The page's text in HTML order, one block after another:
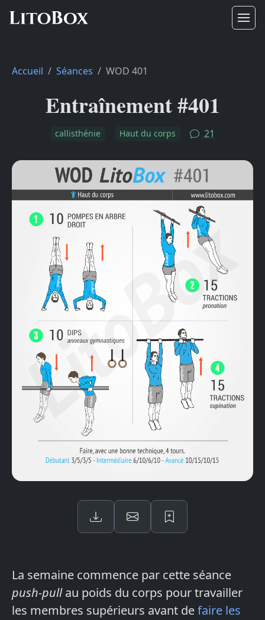
Accueil Séances WOD 401
Entraînement #401
callisthénie Haut du corps 21
La semaine commence par cette séance
push-pullau poids du corps pour travailler
les membres supérieurs avant defaire les